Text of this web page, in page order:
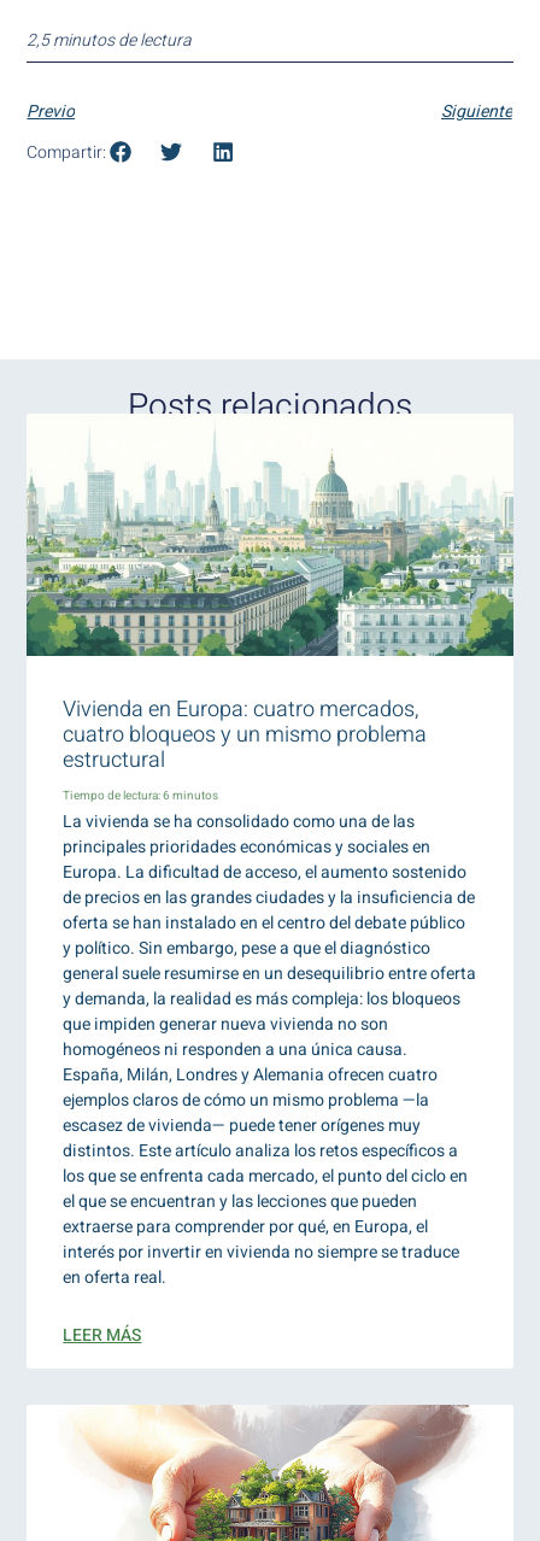
2,5 minutos de lectura
Previo
Siguiente
Compartir:
Posts relacionados
Vivienda en Europa: cuatro mercados,
cuatro bloqueos y un mismo problema
estructural
Tiempo de lectura:6 minutos
La vivienda se ha consolidado como una de las
principales prioridades económicas y sociales en
Europa. La dificultad de acceso, el aumento sostenido
de precios en las grandes ciudades y la insuficiencia de
oferta se han instalado en el centro del debate público
y político. Sin embargo, pese a que el diagnóstico
general suele resumirse en un desequilibrio entre oferta
y demanda, la realidad es más compleja: los bloqueos
que impiden generar nueva vivienda no son
homogéneos ni responden a una única causa.
España, Milán, Londres y Alemania ofrecen cuatro
ejemplos claros de cómo un mismo problema —la
escasez de vivienda— puede tener orígenes muy
distintos. Este artículo analiza los retos específicos a
los que se enfrenta cada mercado, el punto del ciclo en
el que se encuentran y las lecciones que pueden
extraerse para comprender por qué, en Europa, el
interés por invertir en vivienda no siempre se traduce
en oferta real.
LEER MÁS